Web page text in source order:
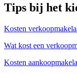
Tips bij het
Kosten
Wat kost een
Kosten